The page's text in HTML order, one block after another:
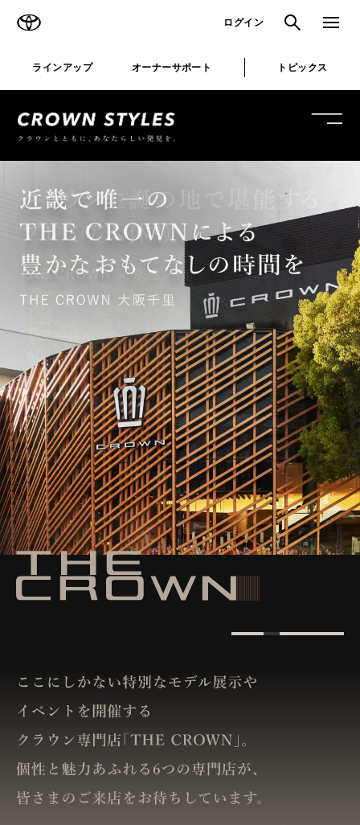
ログイン 検索 メニュ
ラインアップ オーナーサポート トピックス